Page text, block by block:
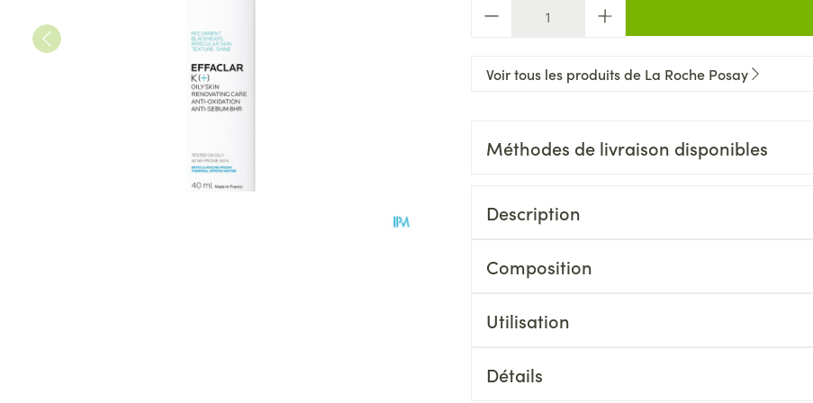
Voir tous les produits de La Roche Posay
Méthodes de livraison disponibles
Description
Composition
Utilisation
Détails